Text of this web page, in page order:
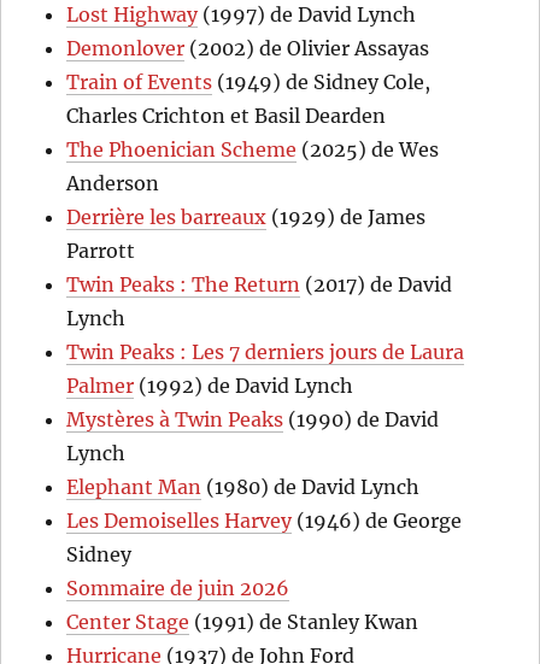
Lost Highway(1997) de David Lynch
Demonlover (2002) de Olivier Assayas
Train of Events (1949) de Sidney Cole,
Charles Crichton et Basil Dearden
The Phoenician Scheme (2025) de Wes
Anderson
Derrière les barreaux (1929) de James
Parrott
Twin Peaks : The Return (2017) de David
Lynch
Twin Peaks : Les 7 derniers jours de Laura
Palmer (1992) de David Lynch
Mystères à Twin Peaks (1990) de David
Lynch
Elephant Man (1980) de David Lynch
Les Demoiselles Harvey(1946) de George
Sidney
Sommaire de juin 2026
Center Stage (1991) de Stanley Kwan
Hurricane (1937) de John Ford